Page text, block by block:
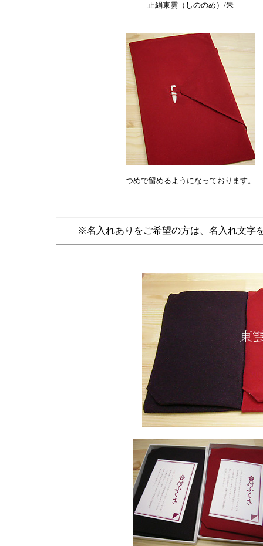
正絹東雲（しののめ）/朱
つめで留めるようになっております。
※名入れありをご希望の方は、名入れ文字